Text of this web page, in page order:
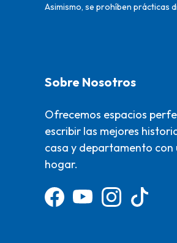
Asimismo, se prohíben prácticas
Sobre Nosotros
Ofrecemos espacios
escribir las mejores
casa y departamento con
hogar.